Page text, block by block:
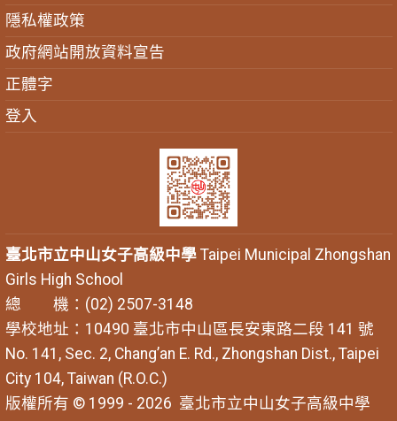
隱私權政策
政府網站開放資料宣告
正體字
登入
臺北市立中山女子高級中學Taipei Municipal Zhongshan
Girls High School
總 機：(02) 2507-3148
學校地址：10490 臺北市中山區長安東路二段 141 號
No. 141, Sec. 2, Chang’an E. Rd., Zhongshan Dist., Taipei
City 104, Taiwan (R.O.C.)
版權所有 © 1999 - 2026 臺北市立中山女子高級中學